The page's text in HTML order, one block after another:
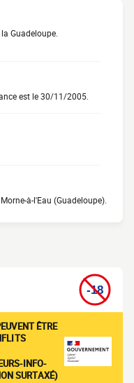
Guadeloupe.
est le 30/11/2005.
à-l'Eau (Guadeloupe).
ÊTRE
INFO-
SURTAXÉ)